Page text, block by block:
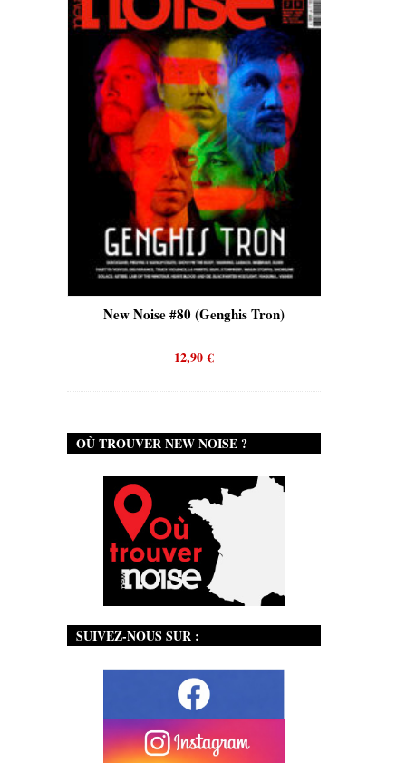
New Noise #80 (Genghis Tron)
12,90€
OÙ TROUVER NEW NOISE ?
SUIVEZ-NOUS SUR :